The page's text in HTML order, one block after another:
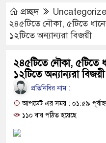
সিল-
প্রচ্ছদ
২৪৫টিতে নৌকা, ৫টিতে
১২টিতে অন্যান্যরা বিজয়ী
২৪৫টিতে নৌকা, ৫টিতে
১২টিতে অন্যান্যরা বিজয়ী
প্রতিনিধির নাম :
আপডেট এর সময় : ০১:৫৯
১১০ বার পঠিত হয়েছে